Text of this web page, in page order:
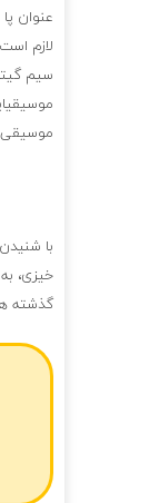
عنوان
لازم
سیم
موسیقی
با
خیزی،
گذشته